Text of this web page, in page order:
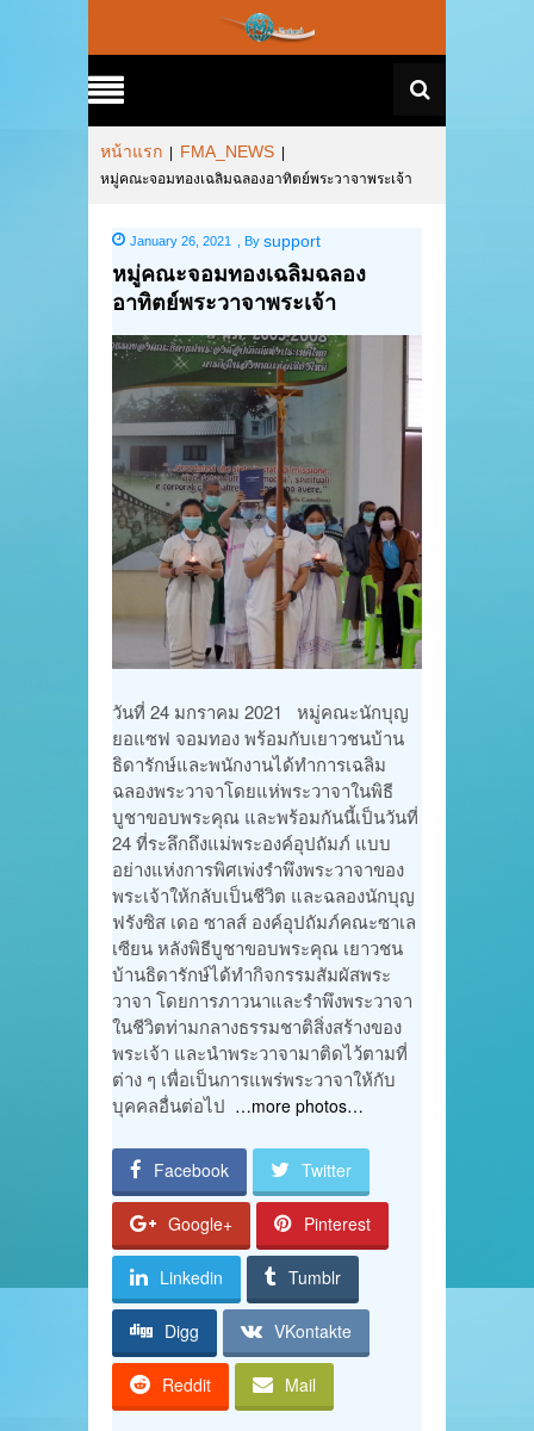
หน้าแรก FMA_NEWS
หมู่คณะจอมทองเฉลิมฉลองอาทิตย์พระวาจาพระเจ้า
January 26, 2021 By support
หมู่คณะจอมทองเฉลิมฉลอง
อาทิตย์พระวาจาพระเจ้า
วันที่ 24 มกราคม 2021 หมู่คณะนักบุญ
ยอแซฟ จอมทอง พร้อมกับเยาวชนบ้าน
ธิดารักษ์และพนักงานได้ทำการเฉลิม
ฉลองพระวาจาโดยแห่พระวาจาในพิธี
บูชาขอบพระคุณ และพร้อมกันนี้เป็นวันที่
24 ที่ระลึกถึงแม่พระองค์อุปถัมภ์ แบบ
อย่างแห่งการพิศเพ่งรำพึงพระวาจาของ
พระเจ้าให้กลับเป็นชีวิต และฉลองนักบุญ
ฟรังซิส เดอ ซาลส์ องค์อุปถัมภ์คณะซาเล
เซียน หลังพิธีบูชาขอบพระคุณ เยาวชน
บ้านธิดารักษ์ได้ทำกิจกรรมสัมผัสพระ
วาจา โดยการภาวนาและรำพึงพระวาจา
ในชีวิตท่ามกลางธรรมชาติสิ่งสร้างของ
พระเจ้า และนำพระวาจามาติดไว้ตามที่
ต่าง ๆ เพื่อเป็นการแพร่พระวาจาให้กับ
บุคคลอื่นต่อไป …more photos…
Facebook Twitter
Google+ Pinterest
Linkedin Tumblr
Digg VKontakte
Reddit Mail